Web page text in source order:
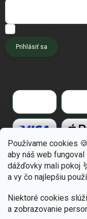
Používame cookies
aby náš web fungoval
dážďovky mali pokoj
a vy čo najlepšiu
Niektoré cookies
a zobrazovanie
Prihlásiť sa